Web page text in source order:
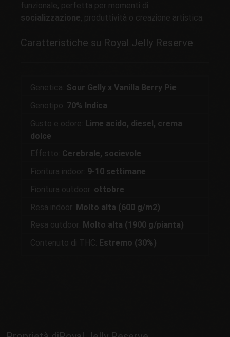
funzionale, perfetta per momenti di
socializzazione, produttività o creazione artistica.
Caratteristiche su Royal Jelly Reserve
Genetica: Sour Gelly x Vanilla Berry Pie
Genotipo: 70% Indica
Gusto e odore: Lime acido, diesel, crema
dolce
Effetto: Cerebrale, socievole
Fioritura indoor: 9-10 settimane
Fioritura outdoor: ottobre
Resa indoor: Molto alta (600 g/m2)
Resa outdoor: Molto alta (1900 g/pianta)
Contenuto di THC: Estremo (30%)